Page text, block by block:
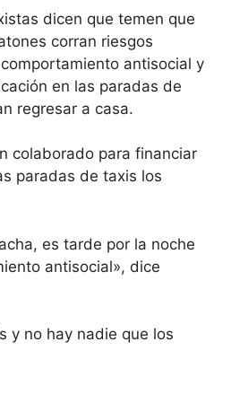
dicen que temen que
corran riesgos
antisocial y
en las paradas de
regresar a casa.
colaborado para financiar
paradas de taxis los
es tarde por la noche
antisocial», dice
y no hay nadie que los